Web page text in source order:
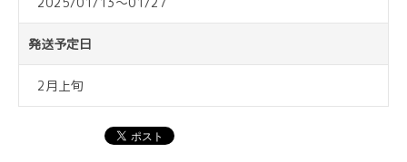
発送予定日
2月上旬